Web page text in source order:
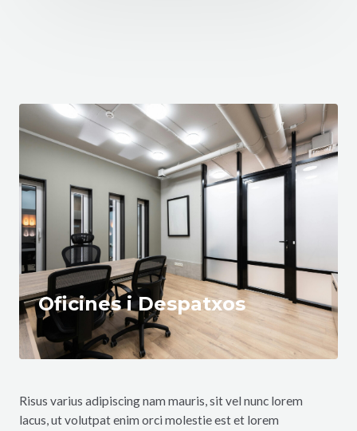
Oficines i Despatxos
Risus varius adipiscing nam mauris, sit vel nunc lorem
lacus, ut volutpat enim orci molestie est et lorem